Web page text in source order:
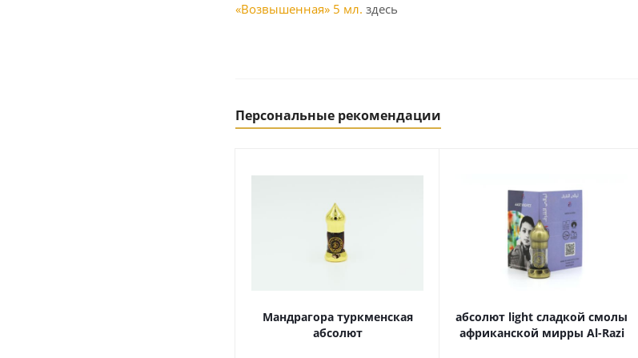
«Возвышенная» 5 мл. здесь
Персональные рекомендации
Мандрагора туркменская
абсолют
абсолют light сладкой смолы
африканской мирры Al-Razi